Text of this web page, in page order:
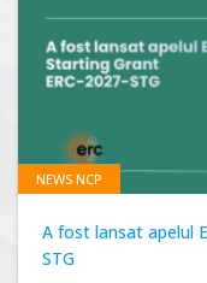
NEWS NCP
A fost lansat apelul
STG